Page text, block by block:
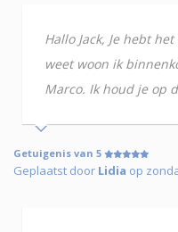
Hallo Jack, Je hebt
weet woon ik
Marco. Ik houd je op
Getuigenis van 5
Geplaatst door Lidia op